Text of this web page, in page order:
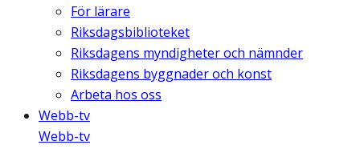
För lärare
Riksdagsbiblioteket
Riksdagens myndigheter och nämnder
Riksdagens byggnader och konst
Arbeta hos oss
Webb-tv
Webb-tv